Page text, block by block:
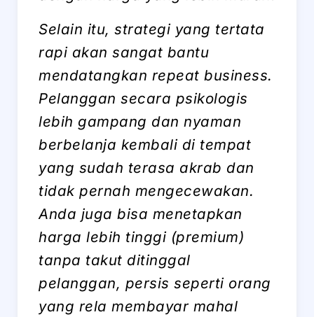
Selain itu, strategi yang tertata
rapi akan sangat bantu
mendatangkan repeat business.
Pelanggan secara psikologis
lebih gampang dan nyaman
berbelanja kembali di tempat
yang sudah terasa akrab dan
tidak pernah mengecewakan.
Anda juga bisa menetapkan
harga lebih tinggi (premium)
tanpa takut ditinggal
pelanggan, persis seperti orang
yang rela membayar mahal